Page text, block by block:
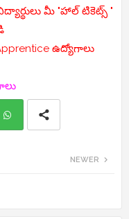
మీ "హాల్ టికెట్స్ "
ఉద్యోగాలు
NEWER